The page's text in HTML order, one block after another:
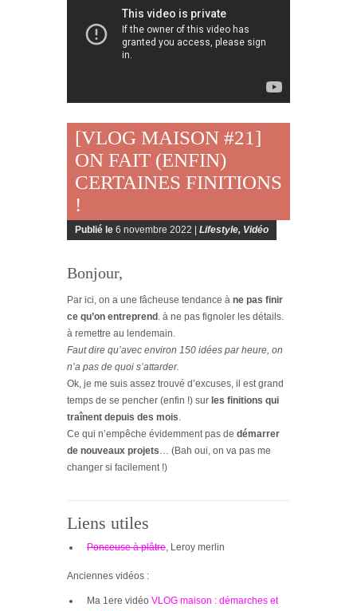
[VLOG MAISON #21]
ON FAIT (ENFIN)
CERTAINES FINITIONS
!
Publié le 6 novembre 2022 | Lifestyle, Vidéo
Bonjour,
Par ici, on a une fâcheuse tendance à ne pas finir
ce qu’on entreprend . à ne pas fignoler les détails.
à remettre au lendemain.
Faut dire qu’avec environ 150 idées par heure, on
n’a pas de quoi s’attarder.
Ok, je me suis assez trouvé d’excuses, il est grand
temps de se pencher (enfin !) sur les finitions qui
traînent depuis des mois.
Ce qui n’empêche évidemment pas de démarrer
de nouveaux projets… (Bah oui, on va pas me
changer si facilement !)
Liens utiles
Ponceuse à plâtre, Leroy merlin
Anciennes vidéos :
Ma 1ere vidéo VLOG maison : démarches et